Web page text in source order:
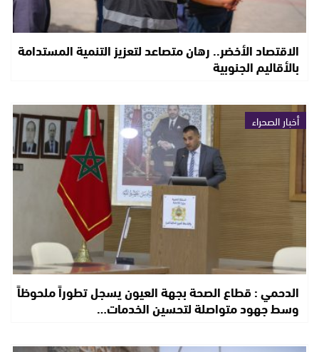
الاقتصاد الأخضر.. رهان متصاعد لتعزيز التنمية المستدامة
بالأقاليم الجنوبية
أخبار الصحراء
الدحمي : قطاع الصحة بجهة العيون يسجل تطوراً ملحوظاً
وسط جهود متواصلة لتحسين الخدمات…